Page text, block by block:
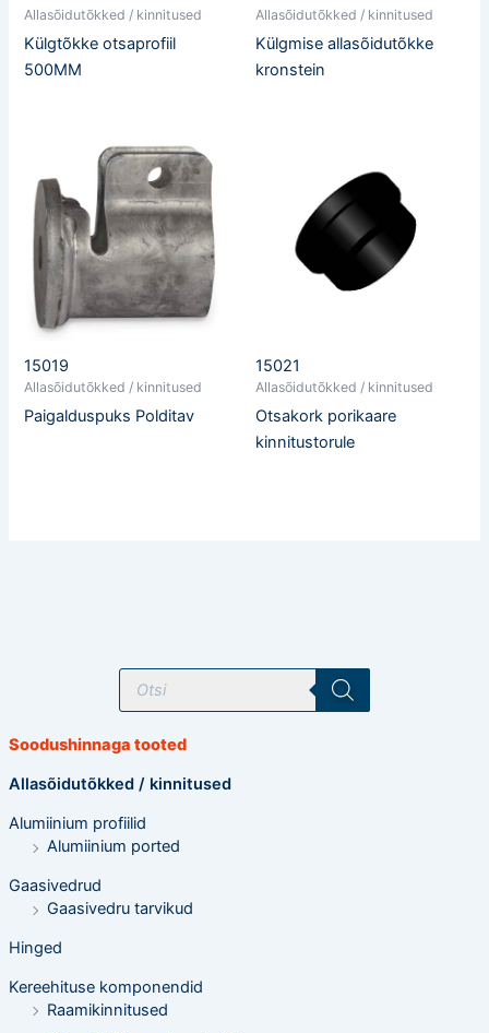
T
o
t
o
t
s
i
n
g
Soodushinnaga tooted
Allasõidutõkked / kinnitused
Alumiinium profiilid
Alumiinium ported
Gaasivedrud
Gaasivedru tarvikud
Hinged
Kereehituse komponendid
Raamikinnitused
Allasõidutõkked / kinnitused
Külgtõkke otsaprofiil
500MM
Allasõidutõkked / kinnitused
Külgmise allasõidutõkke
kronstein
15019
Allasõidutõkked / kinnitused
Paigalduspuks Polditav
15021
Allasõidutõkked / kinnitused
Otsakork porikaare
kinnitustorule